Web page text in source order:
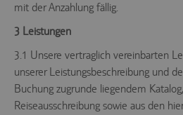
mit der Anzahlung fällig.
3 Leistungen
3.1 Unsere vertraglich vereinbarten
unserer Leistungsbeschreibung und
Buchung zugrunde liegendem
Reiseausschreibung sowie aus den